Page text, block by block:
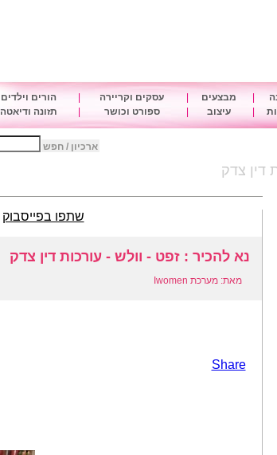
מבצעים עסקים וקריירה הורים וילדים
עיצוב ספורט וכושר תזונה ודיאטה
ארכיון / חפש
דין צדק
שתפו בפייסבוק
נא להכיר : זפט - וולש - עורכות דין צדק
מאת: מערכת Iwomen
Share